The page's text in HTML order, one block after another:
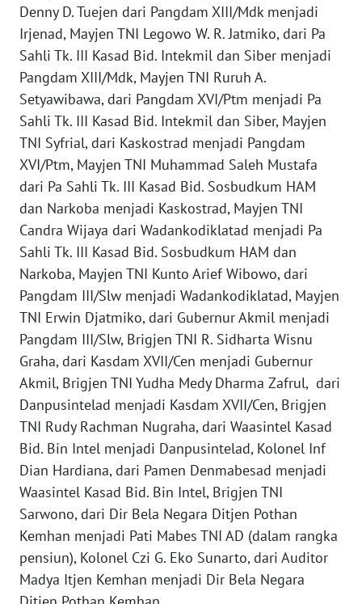
Denny D. Tuejen dari Pangdam XIII/Mdk menjadi
Irjenad, Mayjen TNI Legowo W. R. Jatmiko, dari Pa
Sahli Tk. III Kasad Bid. Intekmil dan Siber menjadi
Pangdam XIII/Mdk, Mayjen TNI Ruruh A.
Setyawibawa, dari Pangdam XVI/Ptm menjadi Pa
Sahli Tk. III Kasad Bid. Intekmil dan Siber, Mayjen
TNI Syfrial, dari Kaskostrad menjadi Pangdam
XVI/Ptm, Mayjen TNI Muhammad Saleh Mustafa
dari Pa Sahli Tk. III Kasad Bid. Sosbudkum HAM
dan Narkoba menjadi Kaskostrad, Mayjen TNI
Candra Wijaya dari Wadankodiklatad menjadi Pa
Sahli Tk. III Kasad Bid. Sosbudkum HAM dan
Narkoba, Mayjen TNI Kunto Arief Wibowo, dari
Pangdam III/Slw menjadi Wadankodiklatad, Mayjen
TNI Erwin Djatmiko, dari Gubernur Akmil menjadi
Pangdam III/Slw, Brigjen TNI R. Sidharta Wisnu
Graha, dari Kasdam XVII/Cen menjadi Gubernur
Akmil, Brigjen TNI Yudha Medy Dharma Zafrul, dari
Danpusintelad menjadi Kasdam XVII/Cen, Brigjen
TNI Rudy Rachman Nugraha, dari Waasintel Kasad
Bid. Bin Intel menjadi Danpusintelad, Kolonel Inf
Dian Hardiana, dari Pamen Denmabesad menjadi
Waasintel Kasad Bid. Bin Intel, Brigjen TNI
Sarwono, dari Dir Bela Negara Ditjen Pothan
Kemhan menjadi Pati Mabes TNI AD (dalam rangka
pensiun), Kolonel Czi G. Eko Sunarto, dari Auditor
Madya Itjen Kemhan menjadi Dir Bela Negara
JABAR
WN
BANTEN
WN
NTT
WN
KEPRI
WN
PAPUA
WN
PAPUA
BARAT
WN
RIAU
WN
SERAMBI
WN
JAMBI
WN
SULTRA